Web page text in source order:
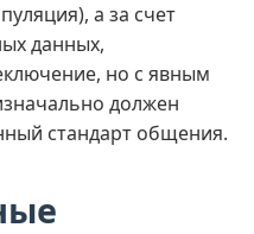
а за счет
данных,
но с явным
должен
стандарт общения.